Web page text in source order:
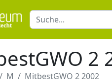
2
M MitbestGWO 2 2002